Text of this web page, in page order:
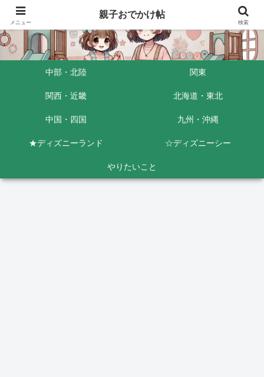
中部・北陸 関東
関西・近畿 北海道・東北
中国・四国 九州・沖縄
★ディズニーランド ☆ディズニーシー
やりたいこと
メニュー
親子おでかけ帖
検索